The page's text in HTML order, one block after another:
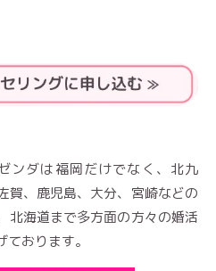
ンダは福岡だけでなく、北九
賀、鹿児島、大分、宮崎などの
北海道まで多方面の方々の婚活
おります。